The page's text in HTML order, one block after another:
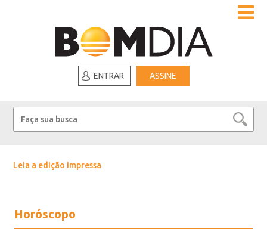
ENTRAR ASSINE
Leia a edição impressa
Horóscopo